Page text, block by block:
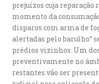
prejuízos cuja reparação
momento da
disparos com arma de
alertadas pelo barulho”
prédios vizinhos. Um
preventivamente no
restantes vão ser